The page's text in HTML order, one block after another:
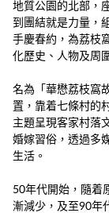
地質公園的北部，
到團結就是力量，
手慶春約，為荔枝
化歷史、人物及周
名為「華懋荔枝窩
置，靠着七條村的
主題呈現客家村落
婚嫁習俗，透過多
生活。
50年代開始，隨着
漸減少，及至90年